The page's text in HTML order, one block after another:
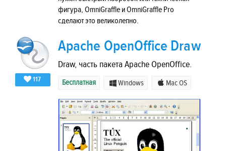
фигура, OmniGraffle и OmniGraffle Pro
сделают это великолепно.
117
Apache OpenOffice Draw
Draw, часть пакета Apache OpenOffice.
Бесплатная Windows Mac OS